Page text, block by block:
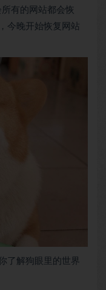
有的网站都会恢
今晚开始恢复网站
了解狗眼里的世界